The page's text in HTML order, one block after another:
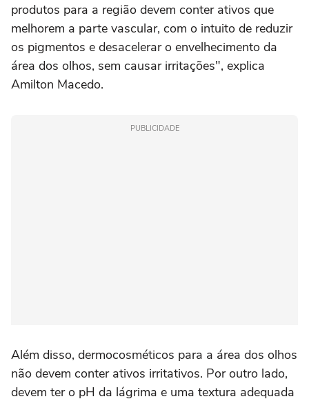
produtos para a região devem conter ativos que
melhorem a parte vascular, com o intuito de reduzir
os pigmentos e desacelerar o envelhecimento da
área dos olhos, sem causar irritações", explica
Amilton Macedo.
PUBLICIDADE
Além disso, dermocosméticos para a área dos olhos
não devem conter ativos irritativos. Por outro lado,
devem ter o pH da lágrima e uma textura adequada